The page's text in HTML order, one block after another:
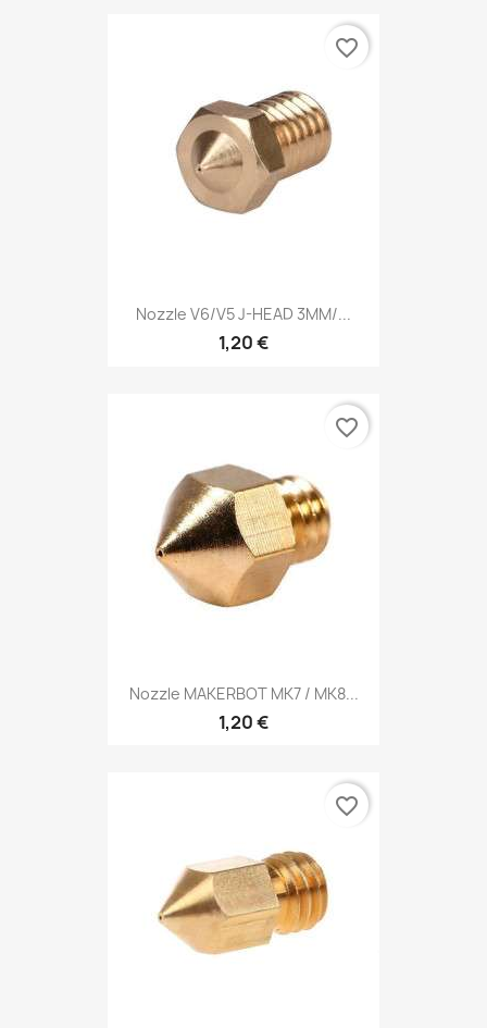
Nozzle V6/V5 J-HEAD 3MM/...
1,20 €
favorite_border
Nozzle MAKERBOT MK7 / MK8...
1,20 €
favorite_border
favorite_border